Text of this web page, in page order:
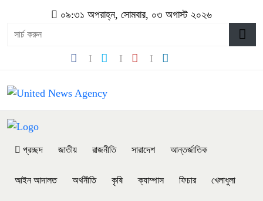
০৯:৩১ অপরাহ্ন, সোমবার, ০৩ অগাস্ট ২০২৬
প্রচ্ছদ জাতীয় রাজনীতি সারাদেশ আন্তর্জাতিক
আইন আদালত অর্থনীতি কৃষি ক্যাম্পাস ফিচার খেলাধুলা